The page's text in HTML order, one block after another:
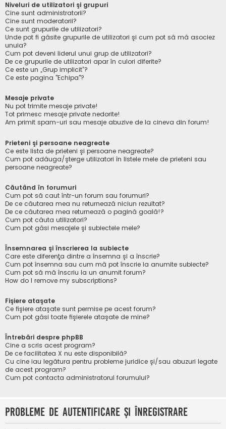
Niveluri de utilizatori şi grupuri
Cine sunt administratorii?
Cine sunt moderatorii?
Ce sunt grupurile de utilizatori?
Unde pot fi găsite grupurile de utilizatori şi cum pot să mă asociez
unuia?
Cum pot deveni liderul unui grup de utilizatori?
De ce grupurile de utilizatori apar în culori diferite?
Ce este un „Grup implicit”?
Ce este pagina "Echipa"?
Mesaje private
Nu pot trimite mesaje private!
Tot primesc mesaje private nedorite!
Am primit spam-uri sau mesaje abuzive de la cineva din forum!
Prieteni şi persoane neagreate
Ce este lista de prieteni şi persoane neagreate?
Cum pot adăuga/şterge utilizatori în listele mele de prieteni sau
persoane neagreate?
Căutând în forumuri
Cum pot să caut într-un forum sau forumuri?
De ce căutarea mea nu returnează niciun rezultat?
De ce căutarea mea returnează o pagină goală!?
Cum pot căuta utilizatori?
Cum pot găsi mesajele şi subiectele mele?
Însemnarea şi înscrierea la subiecte
Care este diferenţa dintre a însemna şi a înscrie?
Cum pot însemna sau cum mă pot înscrie la anumite subiecte?
Cum pot să mă înscriu la un anumit forum?
How do I remove my subscriptions?
Fişiere ataşate
Ce fişiere ataşate sunt permise pe acest forum?
Cum pot găsi toate fişierele ataşate de mine?
Întrebări despre phpBB
Cine a scris acest program?
De ce facilitatea X nu este disponibilă?
Cu cine iau legătura pentru probleme juridice şi/sau abuzuri legate
de acest program?
Cum pot contacta administratorul forumului?
Probleme de autentificare şi înregistrare